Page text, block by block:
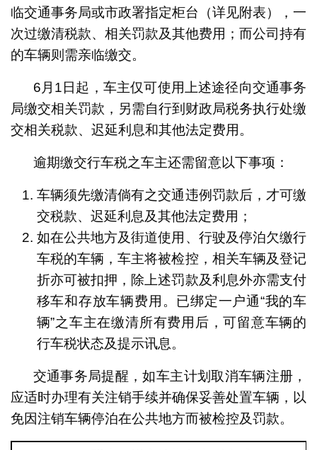
临交通事务局或市政署指定柜台（详见附表），一
次过缴清税款、相关罚款及其他费用；而公司持有
的车辆则需亲临缴交。
6月1日起，车主仅可使用上述途径向交通事务
局缴交相关罚款，另需自行到财政局税务执行处缴
交相关税款、迟延利息和其他法定费用。
逾期缴交行车税之车主还需留意以下事项：
车辆须先缴清倘有之交通违例罚款后，才可缴
交税款、迟延利息及其他法定费用；
如在公共地方及街道使用、行驶及停泊欠缴行
车税的车辆，车主将被检控，相关车辆及登记
折亦可被扣押，除上述罚款及利息外亦需支付
移车和存放车辆费用。已绑定一户通“我的车
辆”之车主在缴清所有费用后，可留意车辆的
行车税状态及提示讯息。
交通事务局提醒，如车主计划取消车辆注册，
应适时办理有关注销手续并确保妥善处置车辆，以
免因注销车辆停泊在公共地方而被检控及罚款。